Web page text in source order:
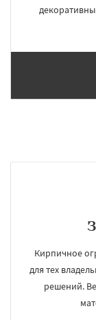
Кирпичное
для тех
решений.